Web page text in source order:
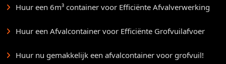
Huur een 6m³ container voor Efficiënte Afvalverwerking
Huur een Afvalcontainer voor Efficiënte Grofvuilafvoer
Huur nu gemakkelijk een afvalcontainer voor grofvuil!